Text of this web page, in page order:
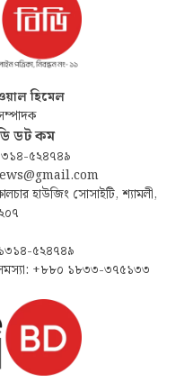
হিমেল
ডট কম
৫২৪৭৪৯
হাউজিং সোসাইটি, শ্যামলী,
৫২৪৭৪৯
+৮৮০ ১৮৩৩-৩৭৫১৩৩